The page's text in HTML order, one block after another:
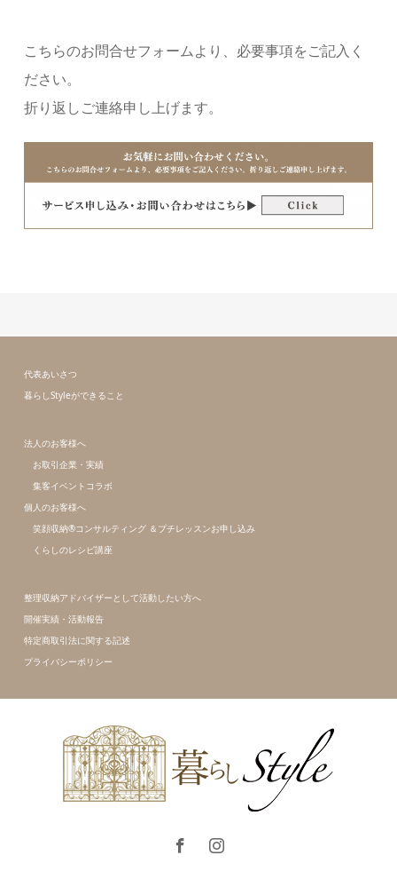
こちらのお問合せフォームより、必要事項をご記⼊く
ださい。
折り返しご連絡申し上げます。
代表あいさつ
暮らしStyleができること
法人のお客様へ
お取引企業・実績
集客イベントコラボ
個人のお客様へ
笑顔収納®コンサルティング ＆プチレッスンお申し込み
くらしのレシピ講座
整理収納アドバイザーとして活動したい方へ
開催実績・活動報告
特定商取引法に関する記述
プライバシーポリシー